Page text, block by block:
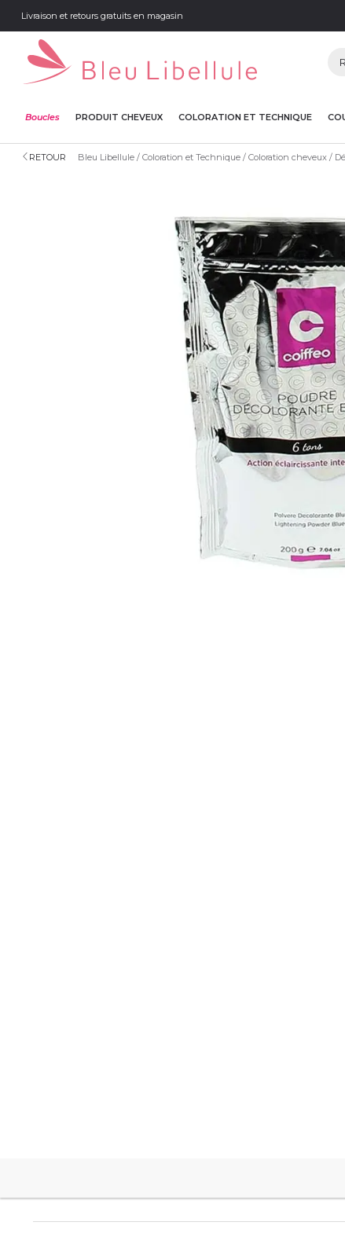
Livraison et retours gratuits en magasin
Boucles PRODUIT CHEVEUX COLORATION ET TECHNIQUE
RETOUR Bleu Libellule Coloration et Technique Coloration cheveux